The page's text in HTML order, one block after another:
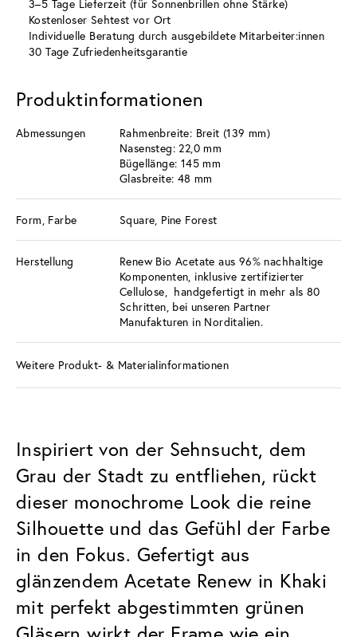
3–5 Tage Lieferzeit (für Sonnenbrillen ohne Stärke)
Kostenloser Sehtest vor Ort
Individuelle Beratung durch ausgebildete Mitarbeiter:innen
30 Tage Zufriedenheitsgarantie
Produktinformationen
Abmessungen
Rahmenbreite: Breit (139 mm)
Nasensteg: 22,0 mm
Bügellänge: 145 mm
Glasbreite: 48 mm
Form, Farbe Square, Pine Forest
Herstellung
Renew Bio Acetate aus 96% nachhaltige
Komponenten, inklusive zertifizierter
Cellulose, handgefertigt in mehr als 80
Schritten, bei unseren Partner
Manufakturen in Norditalien.
Weitere Produkt- & Materialinformationen
Inspiriert von der Sehnsucht, dem
Grau der Stadt zu entfliehen, rückt
dieser monochrome Look die reine
Silhouette und das Gefühl der Farbe
in den Fokus. Gefertigt aus
glänzendem Acetate Renew in Khaki
mit perfekt abgestimmten grünen